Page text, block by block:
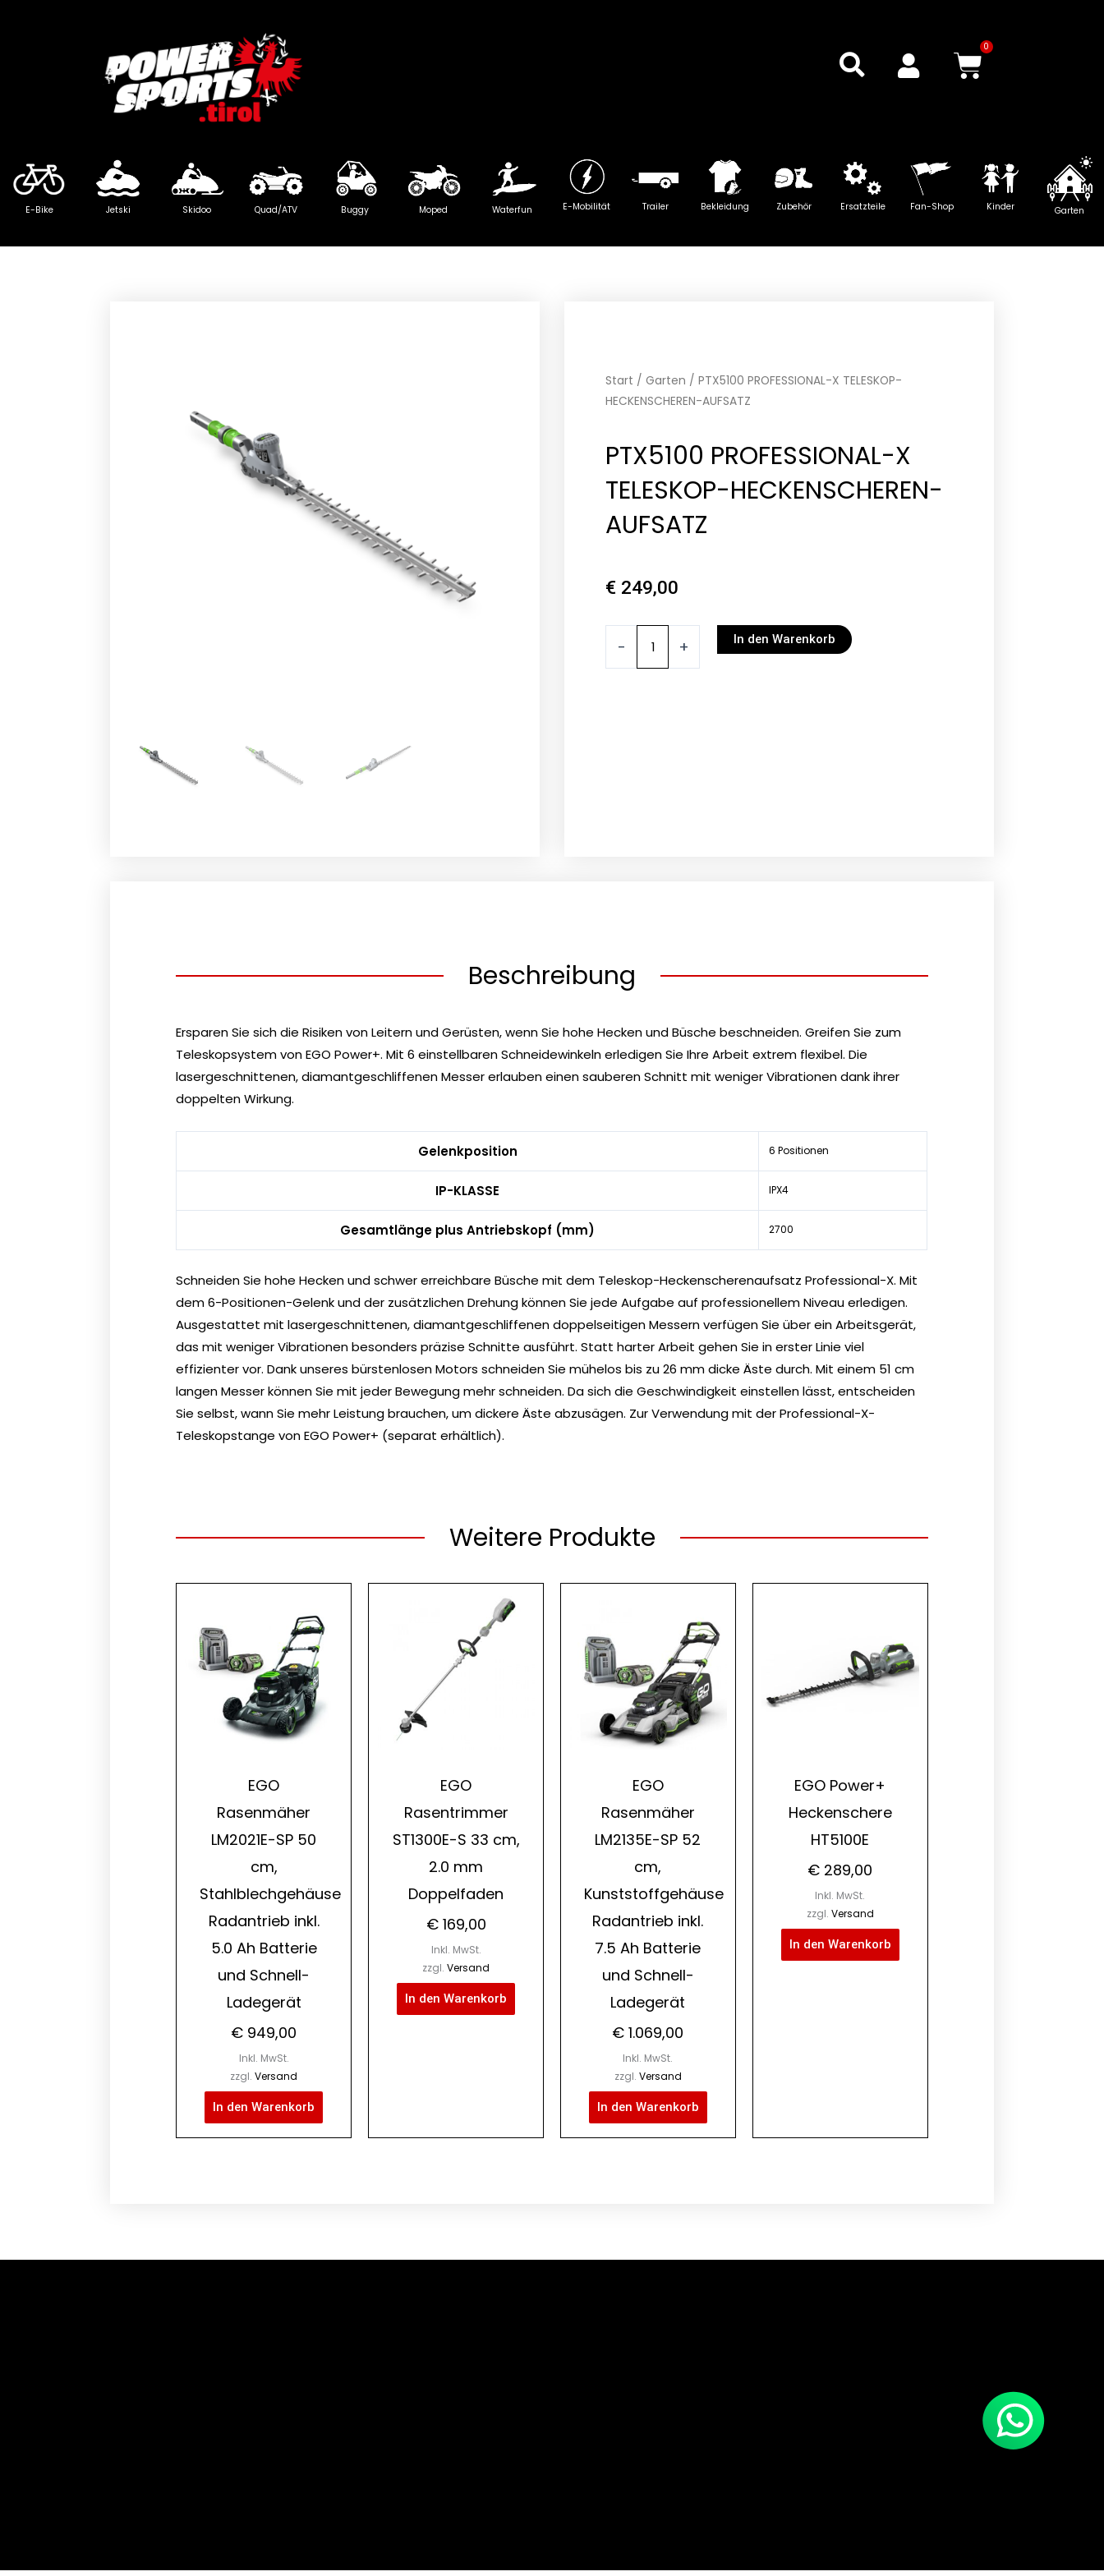
0
E-Bike Jetski Skidoo Quad/ATV Buggy Moped Waterfun E-Mobilität Trailer Bekleidung Zubehör Ersatzteile Fan-Shop Kinder Garten
Start / Garten / PTX5100 PROFESSIONAL-X TELESKOP-
HECKENSCHEREN-AUFSATZ
PTX5100 PROFESSIONAL-X
TELESKOP-HECKENSCHEREN-
AUFSATZ
€ 249,00
- + In den Warenkorb
Beschreibung
Ersparen Sie sich die Risiken von Leitern und Gerüsten, wenn Sie hohe Hecken und Büsche beschneiden. Greifen Sie zum
Teleskopsystem von EGO Power+. Mit 6 einstellbaren Schneidewinkeln erledigen Sie Ihre Arbeit extrem flexibel. Die
lasergeschnittenen, diamantgeschliffenen Messer erlauben einen sauberen Schnitt mit weniger Vibrationen dank ihrer
doppelten Wirkung.
Gelenkposition 6 Positionen
IP-KLASSE IPX4
Gesamtlänge plus Antriebskopf (mm) 2700
Schneiden Sie hohe Hecken und schwer erreichbare Büsche mit dem Teleskop-Heckenscherenaufsatz Professional-X. Mit
dem 6-Positionen-Gelenk und der zusätzlichen Drehung können Sie jede Aufgabe auf professionellem Niveau erledigen.
Ausgestattet mit lasergeschnittenen, diamantgeschliffenen doppelseitigen Messern verfügen Sie über ein Arbeitsgerät,
das mit weniger Vibrationen besonders präzise Schnitte ausführt. Statt harter Arbeit gehen Sie in erster Linie viel
effizienter vor. Dank unseres bürstenlosen Motors schneiden Sie mühelos bis zu 26 mm dicke Äste durch. Mit einem 51 cm
langen Messer können Sie mit jeder Bewegung mehr schneiden. Da sich die Geschwindigkeit einstellen lässt, entscheiden
Sie selbst, wann Sie mehr Leistung brauchen, um dickere Äste abzusägen. Zur Verwendung mit der Professional-X-
Teleskopstange von EGO Power+ (separat erhältlich).
Weitere Produkte
EGO
Rasenmäher
LM2021E-SP 50
cm,
Stahlblechgehäuse
Radantrieb inkl.
5.0 Ah Batterie
und Schnell-
Ladegerät
€ 949,00
Inkl. MwSt.
zzgl.Versand
In den Warenkorb
EGO
Rasentrimmer
ST1300E-S 33 cm,
2.0 mm
Doppelfaden
€169,00
Inkl. MwSt.
zzgl.Versand
In den Warenkorb
EGO
Rasenmäher
LM2135E-SP 52
cm,
Kunststoffgehäuse
Radantrieb inkl.
7.5 Ah Batterie
und Schnell-
Ladegerät
€ 1.069,00
Inkl. MwSt.
zzgl. Versand
In den Warenkorb
EGO Power+
Heckenschere
HT5100E
€ 289,00
Inkl. MwSt.
zzgl. Versand
In den Warenkorb